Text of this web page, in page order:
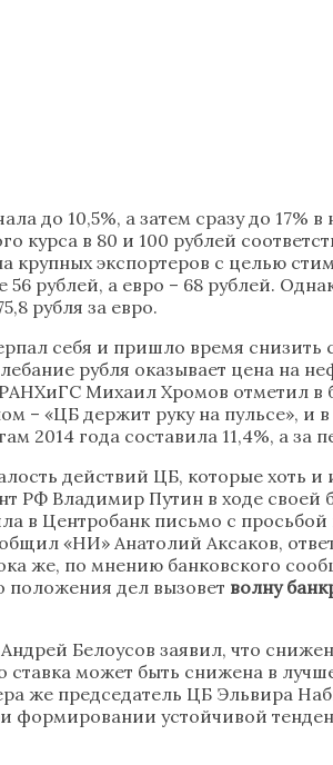
до 10,5%, а затем сразу до 17% в
курса в 80 и 100 рублей
экспортеров с целью
рублей, а евро – 68 рублей.
рубля за евро.
себя и пришло время снизить
рубля оказывает цена на
Михаил Хромов отметил
– «ЦБ держит руку на пульсе», и
года составила 11,4%, а за
действий ЦБ, которые
РФ Владимир Путин в ходе
Центробанк письмо с просьбой
«НИ» Анатолий Аксаков,
же, по мнению банковского
положения дел вызовет волну
Белоусов заявил, что
может быть снижена в
же председатель ЦБ Эльвира
формировании устойчивой